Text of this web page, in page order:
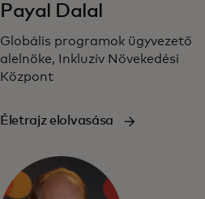
Payal Dalal
Globális programok ügyvezető
alelnöke, Inkluzív Növekedési
Központ
Életrajz elolvasása